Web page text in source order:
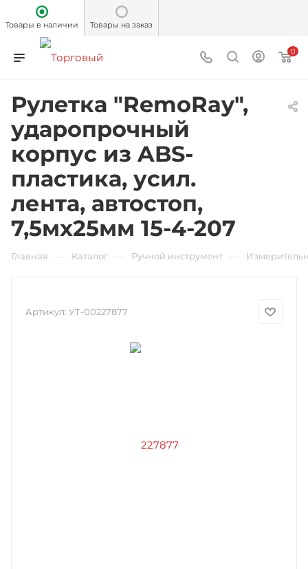
Товары в наличии Товары на заказ
0
Рулетка "RemoRay",
ударопрочный
корпус из ABS-
пластика, усил.
лента, автостоп,
7,5мх25мм 15-4-207
Главная Каталог Ручной инструмент
Артикул: УТ-00227877